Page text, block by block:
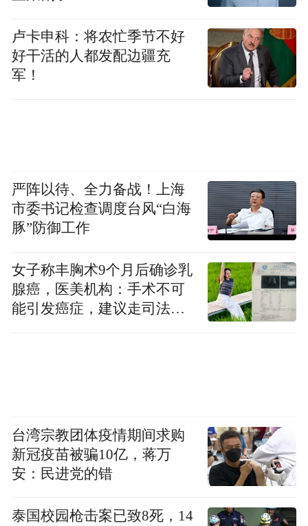
抵御风险的能力。在季节之外，轻薄羽绒服
进一步打破了地域、人群等限制，有助于公
司开拓中国南方市场以及触达更多的年轻群
体。
绩增长点。
“特别声明：以上作品内容(包括在内的视频、图片或音
布，本平台仅提供信息存储空间服务。
Notice: The content above (including the videos,
pictures and audios if any) is uploaded and posted
by the user of Dafeng Hao, which is a social media
卢卡申科：将农忙季节不好
好干活的人都发配边疆充
军！
严阵以待、全力备战！上海
市委书记检查调度台风“白海
豚”防御工作
女子称丰胸术9个月后确诊乳
腺癌，医美机构：手术不可
能引发癌症，建议走司法途
台湾宗教团体疫情期间求购
新冠疫苗被骗10亿，蒋万
安：民进党的错
泰国校园枪击案已致8死，14